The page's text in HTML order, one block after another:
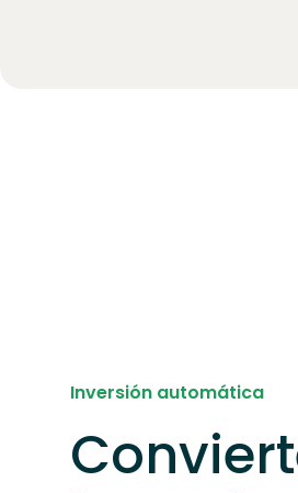
Inversión automática